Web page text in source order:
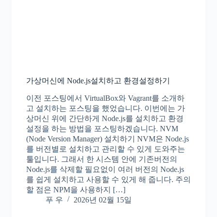
가상머신에 Node.js설치하고 환경설정하기
이전 포스팅에서 VirtualBox와 Vagrant를 소개하
고 설치하는 포스팅을 했었습니다. 이번에는 가
상머신 위에 간단하게 Node.js를 설치하고 환경
설정을 하는 방법을 포스팅하겠습니다. NVM
(Node Version Manager) 설치하기 NVM은 Node.js
를 버전별로 설치하고 관리할 수 있게 도와주는
툴입니다. 그래서 한 시스템 안에 기존버전의
Node.js를 삭제할 필요없이 여러 버전의 Node.js
를 쉽게 설치하고 사용할 수 있게 해 줍니다. 주의
할 점은 NPM을 사용하지 […]
푸 우
2026년 02월 15일